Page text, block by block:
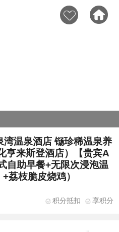
湾温泉酒店 铴珍稀温泉养
亨来斯登酒店）【贵宾A
自助早餐+无限次浸泡温
荔枝脆皮烧鸡）
积分抵扣 享积分